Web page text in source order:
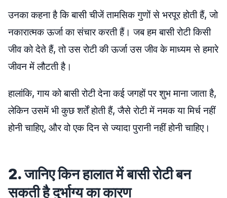
उनका कहना है कि बासी चीजें तामसिक गुणों से भरपूर होती हैं, जो
नकारात्मक ऊर्जा का संचार करती हैं। जब हम बासी रोटी किसी
जीव को देते हैं, तो उस रोटी की ऊर्जा उस जीव के माध्यम से हमारे
जीवन में लौटती है।
हालांकि, गाय को बासी रोटी देना कई जगहों पर शुभ माना जाता है,
लेकिन उसमें भी कुछ शर्तें होती हैं, जैसे रोटी में नमक या मिर्च नहीं
होनी चाहिए, और वो एक दिन से ज्यादा पुरानी नहीं होनी चाहिए।
2. जानिए किन हालात में बासी रोटी बन
सकती है दुर्भाग्य का कारण